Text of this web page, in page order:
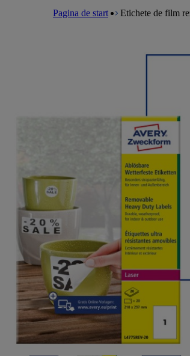
Pagina de start Etichete de film